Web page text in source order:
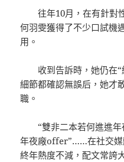
往年10月，在有針對
何羽雯獲得了不少口試機
用。
收到告訴時，她仍在
細節都確認無誤后，她才
職。
“雙非二本若何進進
年夜廠offer”……在社交媒
終年熱度不減，配文常誇